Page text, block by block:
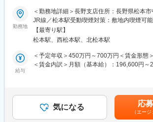
変更の範囲：会社の定める業務
2018年に創業100周年を迎え、現在はコー
『ASPINA』を掲げ、世界中に「動き」をご
小型モータ・アクチュエータ・モジュール製
設）・自動化（FA・ロボティクス）・車載・
し、2020年度からは新たに宇宙事業にも参入
安全・環境・高燃費・快適に寄与する「小
品開発力とカスタム設計を強みとし、お客様
今後の自動化社会でさらなる高需要が見込ま
ュエータの開発・製造・販売で様々な市場に
発で培った技術を活かし、産業機器･福祉機
業務用空調機器の設置工事の施工管理をお
■現地調査、打ち合わせ
サーモグラフィーを活用し、科学的な視点
す。
■積算、見積作成
設置位置・台数の調整を行い、書類を作成
■工程表作成
■現場管理
進捗確認を適宜行い、円滑に現場が進行で
す。
勤務地
＜勤務地詳細＞長野支店住所：長野県松本市
JR線／松本駅受動喫煙対策：敷地内喫煙可
囲：無
【最寄り駅】
松本駅、西松本駅、北松本駅
給与
＜予定年収＞450万円～700万円＜賃金形態
＜賃金内訳＞月額（基本給）：196,600円～
＞■経験者基本給モデル：30万円以上■昇給
：基本給の２～３か月分■年収例：785万円
月給365,000円）※初めて１決算期分在籍し
気になる 応
（エー